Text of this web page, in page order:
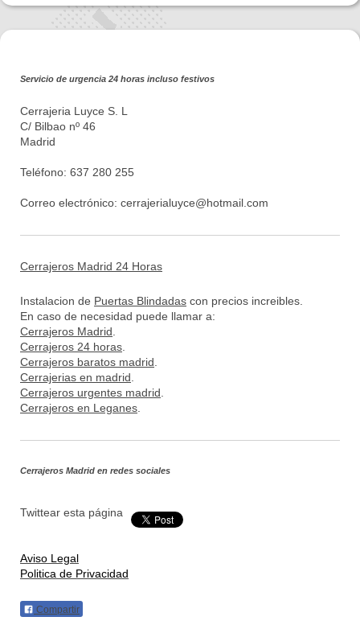
Servicio de urgencia 24 horas incluso festivos
Cerrajeria Luyce S. L
C/ Bilbao nº 46
Madrid
Teléfono: 637 280 255
Correo electrónico: cerrajerialuyce@hotmail.com
Cerrajeros Madrid 24 Horas
Instalacion de Puertas Blindadas con precios increibles.
En caso de necesidad puede llamar a:
Cerrajeros Madrid
Cerrajeros 24 horas
Cerrajeros baratos madrid
Cerrajerias en madrid
Cerrajeros urgentes madrid
Cerrajeros en Leganes
Cerrajeros Madrid en redes sociales
Twittear esta página
Aviso Legal
Politica de Privacidad
Compartir